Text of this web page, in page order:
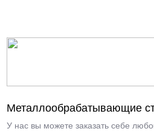
Металлообрабатывающие
У нас вы можете заказать себе